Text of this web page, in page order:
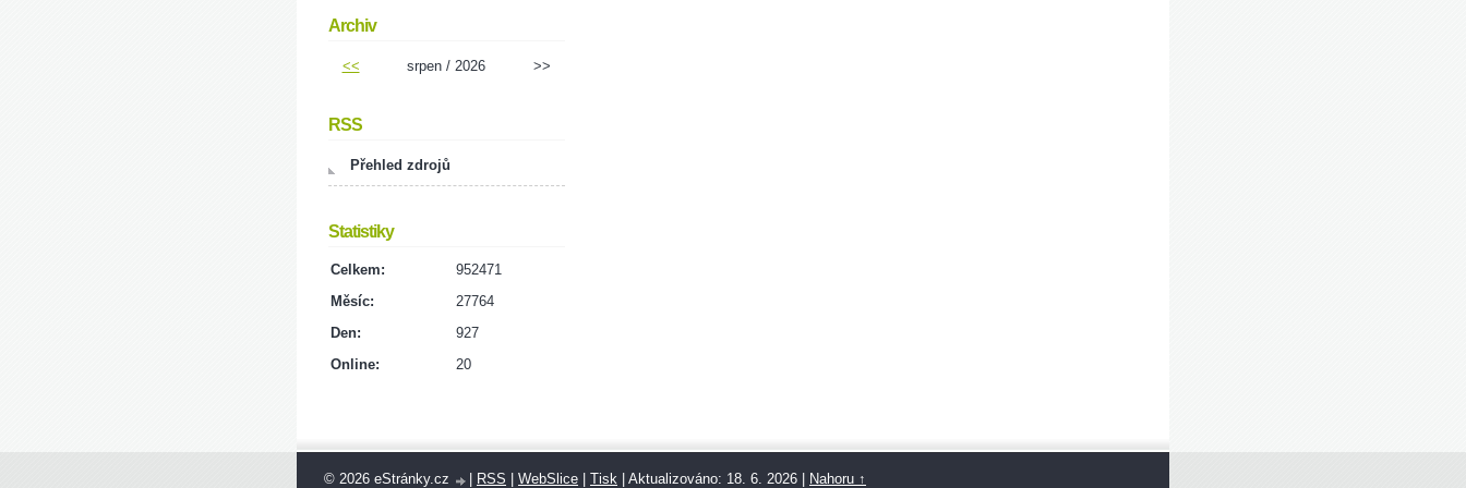
Archiv
<< srpen / 2026 >>
RSS
Přehled zdrojů
Statistiky
Online: 20
Celkem:
952471
Měsíc:
27764
Den:
927
© 2026 eStránky.cz RSS WebSlice Tisk Aktualizováno: 18. 6. 2026 Nahoru ↑